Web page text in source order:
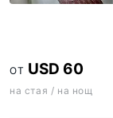
ОТ USD 60
на стая / на нощ